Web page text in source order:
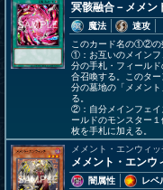
冥骸融合－メメン
魔法
速攻
このカード名の①②の
①：お互いのメインフ
分の手札・フィール
合召喚する。このタ
分の墓地の「メメン
る。
②：自分メインフェイ
ールドのモンスター
枚を手札に加える。
メメント・エンウィッ
メメント・エンウ
闇属性
レベ